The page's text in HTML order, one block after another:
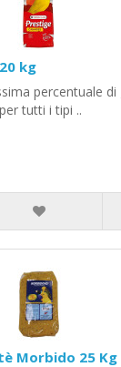
kg
percentuale di
tutti i tipi ..
Morbido 25 Kg